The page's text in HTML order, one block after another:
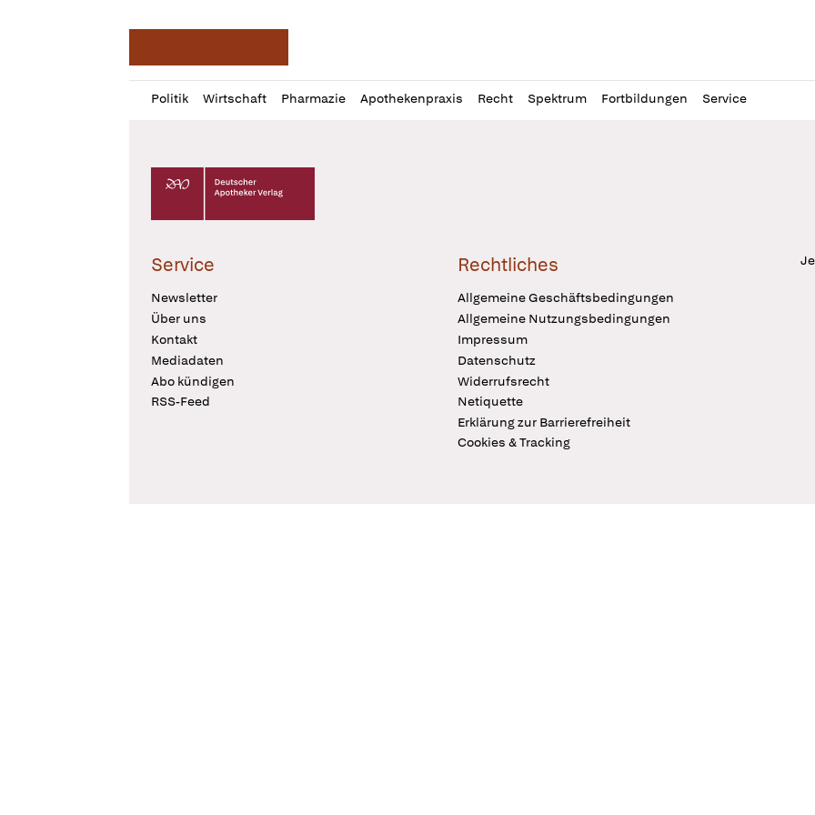
Politik Wirtschaft Pharmazie Apothekenpraxis Recht Spektrum Fortbildungen Service
Profil
öffnen
Daz
Pur
Deutscher Apotheker Verlag Logo
Service
Newsletter
Über uns
Kontakt
Mediadaten
Abo kündigen
RSS-Feed
Rechtliches
Allgemeine Geschäftsbedingungen
Allgemeine Nutzungsbedingungen
Impressum
Datenschutz
Widerrufsrecht
Netiquette
Erklärung zur Barrierefreiheit
Cookies & Tracking